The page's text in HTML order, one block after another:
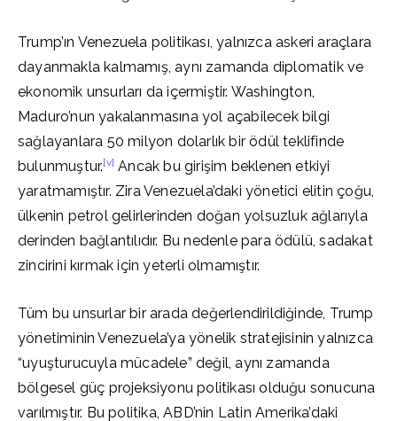
Trump’ın Venezuela politikası, yalnızca askeri araçlara
dayanmakla kalmamış, aynı zamanda diplomatik ve
ekonomik unsurları da içermiştir. Washington,
Maduro’nun yakalanmasına yol açabilecek bilgi
sağlayanlara 50 milyon dolarlık bir ödül teklifinde
bulunmuştur.[v] Ancak bu girişim beklenen etkiyi
yaratmamıştır. Zira Venezuela’daki yönetici elitin çoğu,
ülkenin petrol gelirlerinden doğan yolsuzluk ağlarıyla
derinden bağlantılıdır. Bu nedenle para ödülü, sadakat
zincirini kırmak için yeterli olmamıştır.
Tüm bu unsurlar bir arada değerlendirildiğinde, Trump
yönetiminin Venezuela’ya yönelik stratejisinin yalnızca
“uyuşturucuyla mücadele” değil, aynı zamanda
bölgesel güç projeksiyonu politikası olduğu sonucuna
varılmıştır. Bu politika, ABD’nin Latin Amerika’daki